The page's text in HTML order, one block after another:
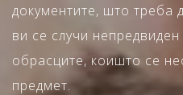
документите, што треба
ви се случи
обрасците, коишто се
предмет.